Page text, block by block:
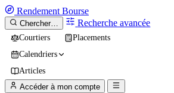
Rendement Bourse
Chercher… Recherche avancée
Courtiers
Placements
Calendriers
Articles
Accéder à mon compte